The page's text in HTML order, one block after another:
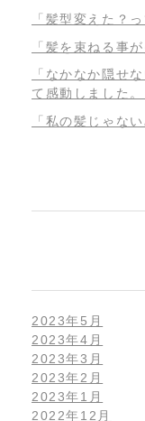
「髪型変えた？
「髪を束ねる事
「なかなか隠せ
て感動しました。
「私の髪じゃな
2023年5月
2023年4月
2023年3月
2023年2月
2023年1月
2022年12月